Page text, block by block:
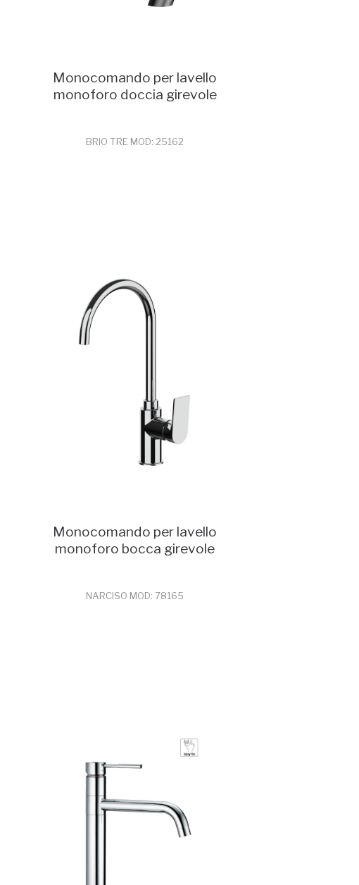
Monocomando per lavello
monoforo doccia girevole
BRIO TRE MOD: 25162
Monocomando per lavello
monoforo bocca girevole
NARCISO MOD: 78165